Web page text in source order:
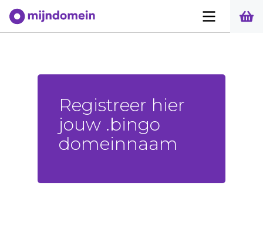
Registreer hier
jouw .bingo
domeinnaam